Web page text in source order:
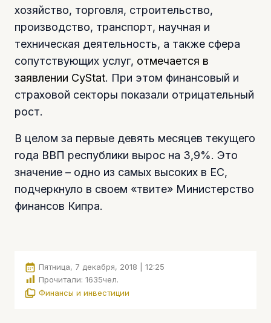
хозяйство, торговля, строительство,
производство, транспорт, научная и
техническая деятельность, а также сфера
сопутствующих услуг, отмечается в
заявлении CyStat. При этом финансовый и
страховой секторы показали отрицательный
рост.
В целом за первые девять месяцев текущего
года ВВП республики вырос на 3,9%. Это
значение – одно из самых высоких в ЕС,
подчеркнуло в своем «твите» Министерство
финансов Кипра.
Пятница, 7 декабря, 2018 | 12:25
Прочитали: 1635чел.
Финансы и инвестиции